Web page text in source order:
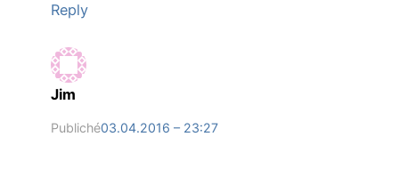
Reply
Jim
Publiché03.04.2016 – 23:27